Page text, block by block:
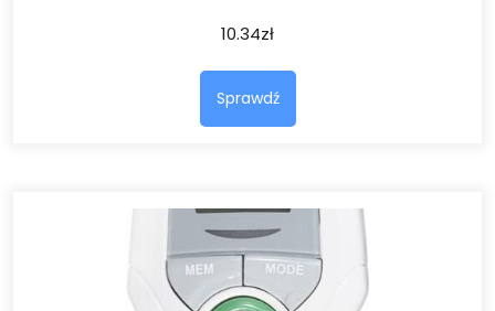
10.34zł
Sprawdź